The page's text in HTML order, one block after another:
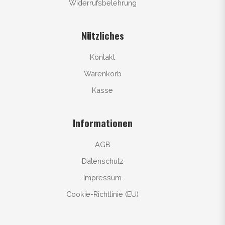
Widerrufsbelehrung
Nützliches
Kontakt
Warenkorb
Kasse
Informationen
AGB
Datenschutz
Impressum
Cookie-Richtlinie (EU)